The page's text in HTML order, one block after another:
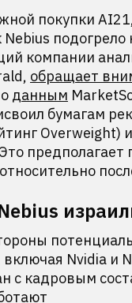
покупки
Nebius подогрело
компании
обращает
данным
бумагам
Overweight)
предполагает
включая Nvidia и
с кадровым